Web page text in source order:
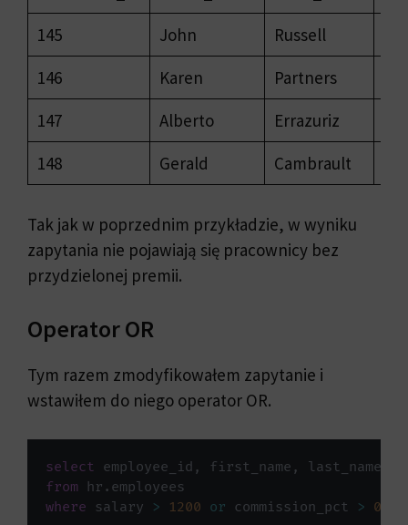
145
John Russell
146
Karen Partners
147
Alberto Errazuriz
148
Gerald Cambrault
Tak jak w poprzednim przykładzie, w wyniku
zapytania nie pojawiają się pracownicy bez
przydzielonej premii.
Operator OR
Tym razem zmodyfikowałem zapytanie i
wstawiłem do niego operator OR.
select employee_id , first_name , last_name
from hr .
where salary > 1200 or commission_pct > 0.2